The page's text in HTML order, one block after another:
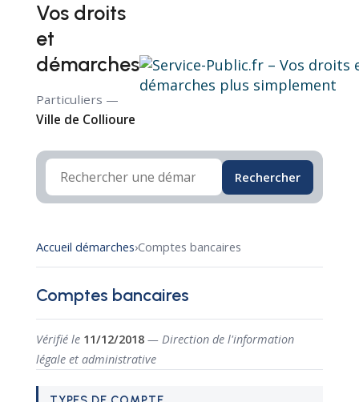
Vos droits
et
démarches
Particuliers —
Ville de Collioure
Rechercher
Accueil démarches›Comptes bancaires
Comptes bancaires
Vérifié le 11/12/2018— Direction de l'information
légale et administrative